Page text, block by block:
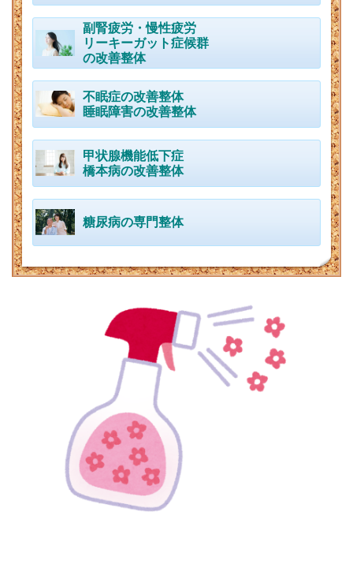
副腎疲労・慢性疲労
リーキーガット症候群
の改善整体
不眠症の改善整体
睡眠障害の改善整体
甲状腺機能低下症
橋本病の改善整体
糖尿病の専門整体